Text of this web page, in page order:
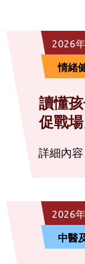
預防醫學
社區營養服
社區復康
2026
情緒
讀懂
促戰
詳細內容
2026
中醫